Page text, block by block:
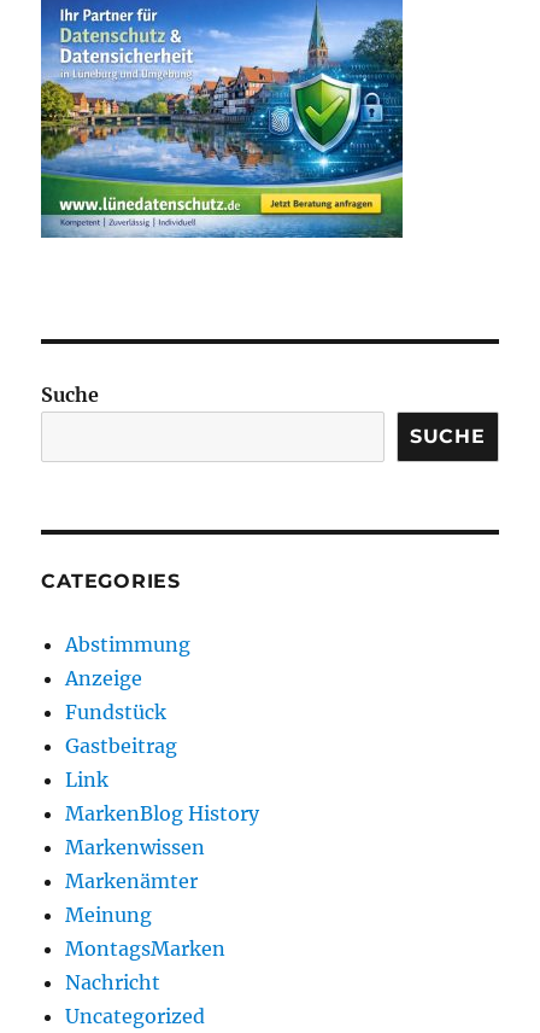
Suche
SUCHE
CATEGORIES
Abstimmung
Anzeige
Fundstück
Gastbeitrag
Link
MarkenBlog History
Markenwissen
Markenämter
Meinung
MontagsMarken
Nachricht
Uncategorized